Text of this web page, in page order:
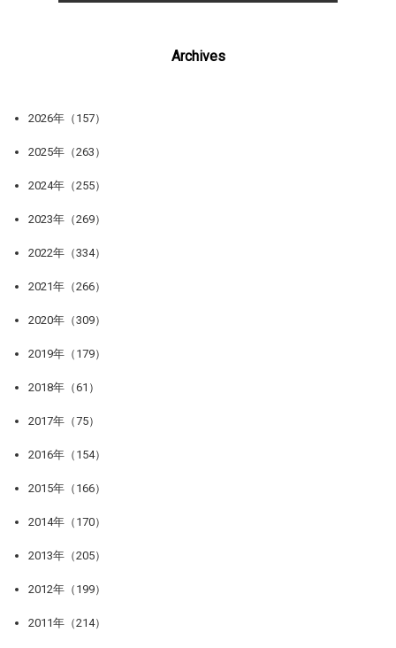
Archives
2026年（157）
2025年（263）
2024年（255）
2023年（269）
2022年（334）
2021年（266）
2020年（309）
2019年（179）
2018年（61）
2017年（75）
2016年（154）
2015年（166）
2014年（170）
2013年（205）
2012年（199）
2011年（214）